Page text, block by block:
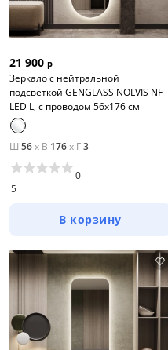
21 900 р
Зеркало с нейтральной
подсветкой GENGLASS NOLVIS NF
LED L, с проводом 56х176 см
Ш 56x В 176x Г3
5
0
В корзину